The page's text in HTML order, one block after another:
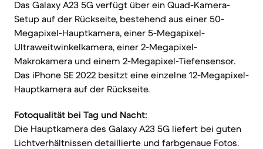
Das Galaxy A23 5G verfügt über ein Quad-Kamera-
Setup auf der Rückseite, bestehend aus einer 50-
Megapixel-Hauptkamera, einer 5-Megapixel-
Ultraweitwinkelkamera, einer 2-Megapixel-
Makrokamera und einem 2-Megapixel-Tiefensensor.
Das iPhone SE 2022 besitzt eine einzelne 12-Megapixel-
Hauptkamera auf der Rückseite.
Fotoqualität bei Tag und Nacht:
Die Hauptkamera des Galaxy A23 5G liefert bei guten
Lichtverhältnissen detaillierte und farbgenaue Fotos.